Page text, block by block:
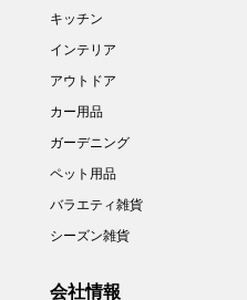
キッチン
インテリア
アウトドア
カー用品
ガーデニング
ペット用品
バラエティ雑貨
シーズン雑貨
会社情報